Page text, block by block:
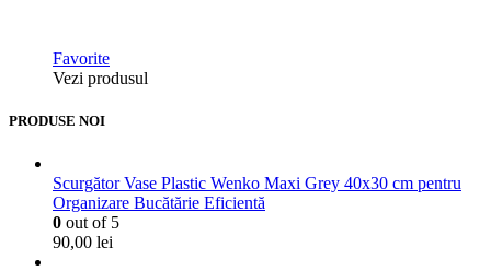
Favorite
Vezi produsul
PRODUSE NOI
Scurgător Vase Plastic Wenko Maxi Grey 40x30 cm pentru
Organizare Bucătărie Eficientă
0 out of 5
90,00 lei